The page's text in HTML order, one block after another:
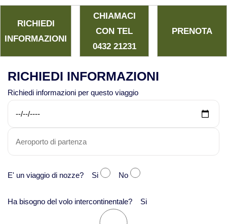
RICHIEDI
INFORMAZIONI
CHIAMACI
CON TEL
0432 21231
PRENOTA
RICHIEDI INFORMAZIONI
Richiedi informazioni per questo viaggio
E' un viaggio di nozze? Si No
Ha bisogno del volo intercontinentale? Si